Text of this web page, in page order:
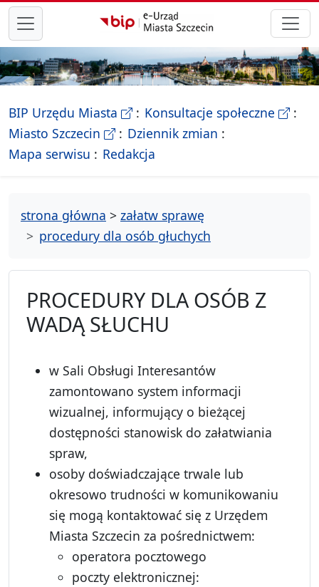
przejdź do głównego menu
BIP Urzędu Miasta - Biletyn Informacji Publicznej
Konsultacje społeczne-
Miasto Szczecin - Oficjalna strona Miasta Szczecin
Dziennik zmian
Mapa serwisu - drzewko rozdziałów
Redakcja
strona główna > załatw sprawę
procedury dla osób głuchych
PROCEDURY DLA OSÓB Z
WADĄ SŁUCHU
w Sali Obsługi Interesantów
zamontowano system informacji
wizualnej, informujący o bieżącej
dostępności stanowisk do załatwiania
spraw,
osoby doświadczające trwale lub
okresowo trudności w komunikowaniu
się mogą kontaktować się z Urzędem
Miasta Szczecin za pośrednictwem:
operatora pocztowego
poczty elektronicznej: